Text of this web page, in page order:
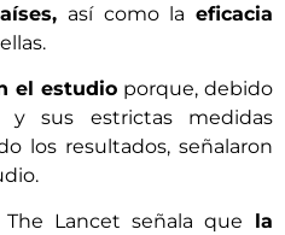
así como laeficacia
el estudio porque, debido
sus estrictas medidas
los resultados, señalaron
Lancet señala que la